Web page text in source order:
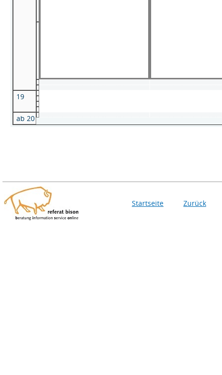
19
ab 20
Startseite Zurück